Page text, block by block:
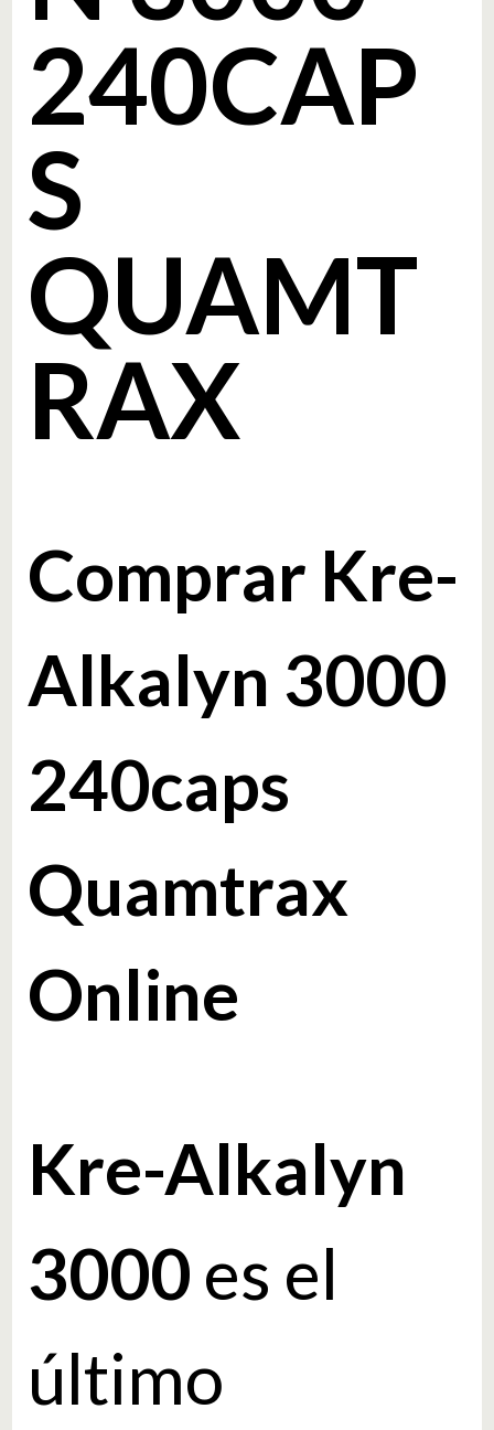
240CAP
S
QUAMT
RAX
Comprar Kre-
Alkalyn 3000
240caps
Quamtrax
Online
Kre-Alkalyn
3000es el
último